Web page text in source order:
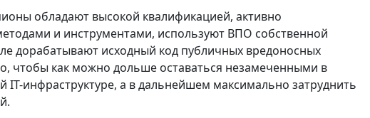
обладают высокой квалификацией, активно
и инструментами, используют ВПО собственной
дорабатывают исходный код публичных вредоносных
чтобы как можно дольше оставаться незамеченными в
IT-инфраструктуре, а в дальнейшем максимально затруднить